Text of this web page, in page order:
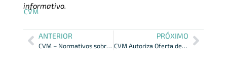
informativo.
CVM
ANTERIOR
CVM – Normativos sobre Procedimentos e Categorização de Processos
PRÓXIMO
CVM Autoriza Oferta de Certificados por Instrução 476